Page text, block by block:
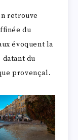
retrouve
du
évoquent la
datant du
provençal.